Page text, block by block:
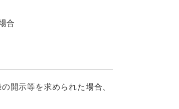
合
開示等を求められた場合、